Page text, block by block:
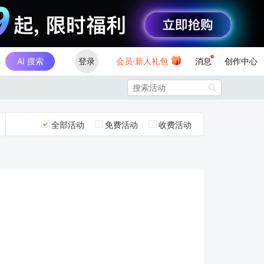
AI 搜索 登录 会员·新人礼包 消息 创作中心

全部活动 免费活动 收费活动